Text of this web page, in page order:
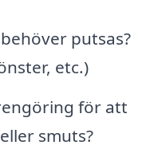
putsas?
etc.)
för att
smuts?